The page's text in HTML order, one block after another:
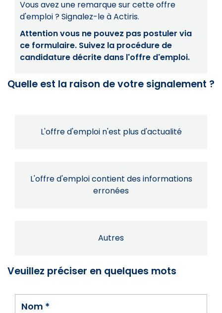
Vous avez une remarque sur cette offre
d'emploi ? Signalez-le à Actiris.
Attention vous ne pouvez pas postuler via
ce formulaire. Suivez la procédure de
candidature décrite dans l'offre d'emploi.
Quelle est la raison de votre signalement ?
L'offre d'emploi n'est plus d'actualité
L'offre d'emploi contient des informations
erronées
Autres
Veuillez préciser en quelques mots
Nom *